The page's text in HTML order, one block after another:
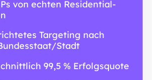
von echten Residential-
Targeting nach
Stadt
99,5 % Erfolgsquote